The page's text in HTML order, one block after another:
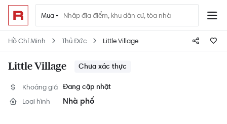
Mua •
Hồ Chí Minh Thủ Đức Little Village
Little Village Chưa xác thực
Khoảng giá Đang cập nhật
Loại hình Nhà phố